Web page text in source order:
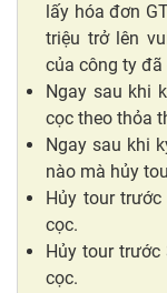
lấy hóa đơn
triệu trở lên
của công ty
Ngay sau khi
cọc theo thỏa
Ngay sau khi
nào mà hủy
Hủy tour
cọc.
Hủy tour
cọc.